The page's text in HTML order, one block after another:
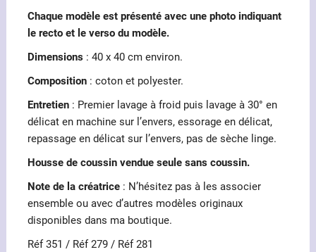
Chaque modèle est présenté avec une photo indiquant
le recto et le verso du modèle.
Dimensions: 40 x 40 cm environ.
Composition: coton et polyester.
Entretien: Premier lavage à froid puis lavage à 30° en
délicat en machine sur l’envers, essorage en délicat,
repassage en délicat sur l’envers, pas de sèche linge.
Housse de coussin vendue seule sans coussin.
Note de la créatrice: N’hésitez pas à les associer
ensemble ou avec d’autres modèles originaux
disponibles dans ma boutique.
Réf 351 / Réf 279 / Réf 281